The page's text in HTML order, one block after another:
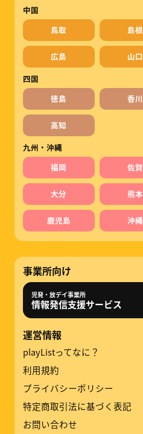
中国
鳥取
島根
広島
山口
四国
徳島
香川
高知
九州・沖縄
福岡
佐賀
大分 熊本
鹿児島 沖縄
事業所向け
児発・放デイ事業所
情報発信支援サービス
運営情報
playListってなに？
利用規約
プライバシーポリシー
特定商取引法に基づく表記
お問い合わせ